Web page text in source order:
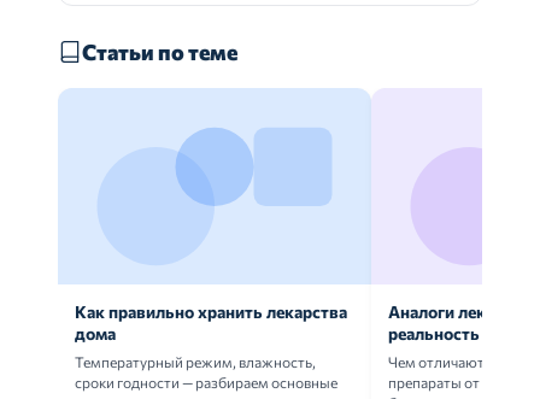
Статьи по теме
Как правильно хранить лекарства
дома
Температурный режим, влажность,
сроки годности — разбираем основные
Аналоги
реальность
Чем отличаются
препараты от